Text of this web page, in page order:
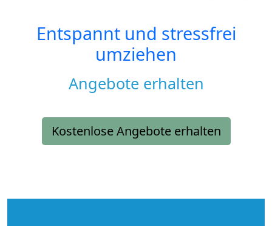
Entspannt und stressfrei
umziehen
Angebote erhalten
Kostenlose Angebote erhalten